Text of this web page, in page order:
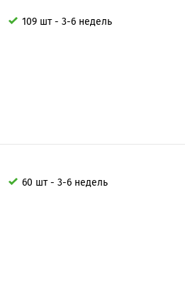
109 шт - 3-6 недель
60 шт - 3-6 недель